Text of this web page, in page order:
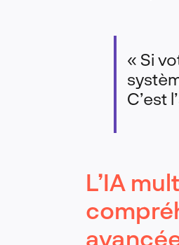
« Si
C’est
L’IA